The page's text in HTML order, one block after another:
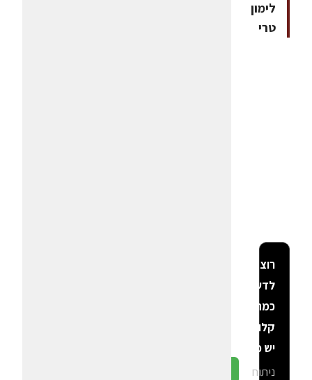
לימון
טרי
רוצה
לדעת
כמה
קלוריות
יש פה?
ניתוח